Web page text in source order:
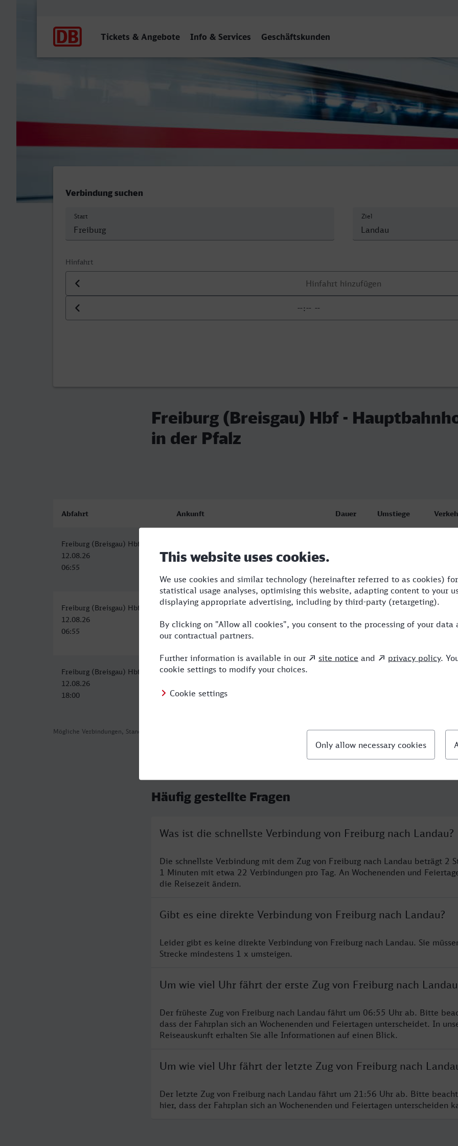
Tickets & Angebote Info & Services Geschäftskunden
Freiburg (Breisgau) Hbf - Hauptbahnhof, Landau in der
Verbindung suchen
Start Ziel
Hinfahrt
Datum der Hinfahrt
Uhrzeit der Hinfahrt
Freiburg (Breisgau) Hbf -
in der Pfalz
Mögliche Verbindungen, Stand: 2026-07-29 07:29
Abfahrt Ankunft Dauer Umstiege
Freiburg (Breisgau) Hbf
12.08.26
06:55
12.08.26
Freiburg (Breisgau) Hbf
12.08.26
06:55
Hauptbahnhof, Landau in der Pfalz
12.08.26
2:01 2
Freiburg (Breisgau) Hbf
12.08.26
18:00
Hauptbahnhof, Landau in der Pfalz
20:56
Häufig gestellte Fragen
Was ist die schnellste Verbindung von Freiburg nach Landau?
Die schnellste Verbindung mit dem Zug von Freiburg nach Landau beträgt 2
1 Minuten mit etwa 22 Verbindungen pro Tag. An Wochenenden und
die Reisezeit ändern.
Gibt es eine direkte Verbindung von Freiburg nach Landau?
Leider gibt es keine direkte Verbindung von Freiburg nach Landau. Sie
Strecke mindestens 1 x umsteigen.
Um wie viel Uhr fährt der erste Zug von Freiburg nach
Der früheste Zug von Freiburg nach Landau fährt um 06:55 Uhr ab. Bitte
dass der Fahrplan sich an Wochenenden und Feiertagen unterscheidet. In
Reiseauskunft erhalten Sie alle Informationen auf einen Blick.
Um wie viel Uhr fährt der letzte Zug von Freiburg nach
Der letzte Zug von Freiburg nach Landau fährt um 21:56 Uhr ab. Bitte
hier, dass der Fahrplan sich an Wochenenden und Feiertagen unterscheiden